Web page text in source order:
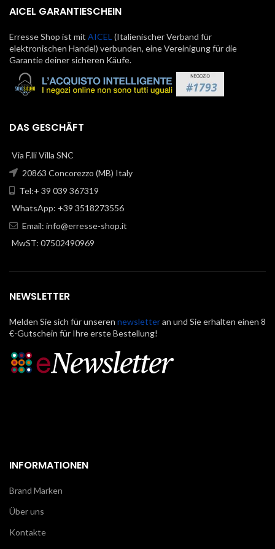
AICEL GARANTIESCHEIN
Erresse Shop ist mit AICEL (Italienischer Verband für
elektronischen Handel) verbunden, eine Vereinigung für die
Garantie deiner sicheren Käufe.
DAS GESCHÄFT
Via F.lli Villa SNC
20863 Concorezzo (MB) Italy
Tel:+ 39 039 367319
WhatsApp: +39 3518273556
Email: info@erresse-shop.it
MwST: 07502490969
NEWSLETTER
Melden Sie sich für unseren newsletteran und Sie erhalten einen 8
€-Gutschein für Ihre erste Bestellung!
INFORMATIONEN
Brand Marken
Über uns
Kontakte